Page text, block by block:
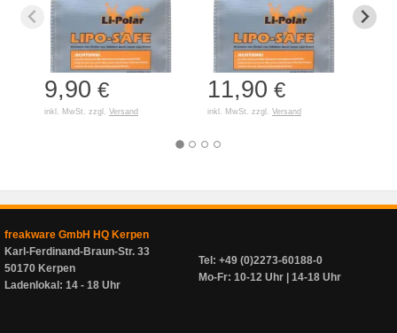
9,90 €
inkl. MwSt. zzgl. Versand
11,90 €
inkl. MwSt. zzgl. Versand
freakware GmbH HQ Kerpen
Karl-Ferdinand-Braun-Str. 33
50170 Kerpen
Ladenlokal: 14 - 18 Uhr
Tel: +49 (0)2273-60188-0
Mo-Fr: 10-12 Uhr | 14-18 Uhr